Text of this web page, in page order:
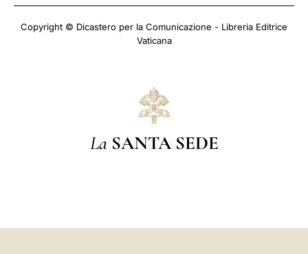
Copyright © Dicastero per la Comunicazione - Libreria Editrice
Vaticana
La SANTA SEDE